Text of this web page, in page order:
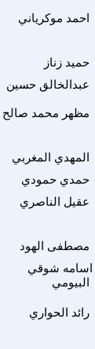
احمد موكرياني
حميد زناز
عبدالخالق حسين
مظهر محمد صالح
المهدي المغربي
حمدي حمودي
عقيل الناصري
مصطفى الهود
اسامه شوقي
البيومي
رائد الحواري